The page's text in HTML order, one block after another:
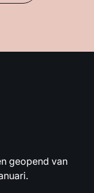
geopend van